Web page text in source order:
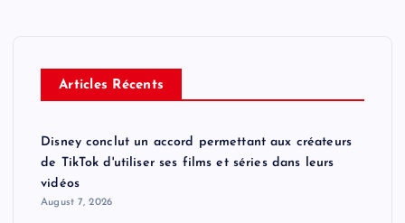
Articles Récents
Disney conclut un accord permettant aux créateurs
de TikTok d'utiliser ses films et séries dans leurs
vidéos
August 7, 2026